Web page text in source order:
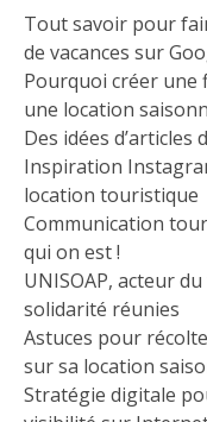
Tout savoir pour
de vacances sur
Pourquoi créer une
une location
Des idées
Inspiration
location touristique
Communication
qui on est !
UNISOAP, acteur
solidarité réunies
Astuces pour
sur sa location
Stratégie digitale